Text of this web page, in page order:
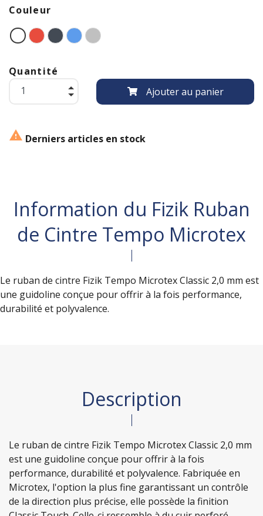
Couleur
Quantité
Ajouter au panier
 Derniers articles en stock
Information du Fizik Ruban
de Cintre Tempo Microtex
Le ruban de cintre Fizik Tempo Microtex Classic 2,0 mm est
une guidoline conçue pour offrir à la fois performance,
durabilité et polyvalence.
Description
Le ruban de cintre Fizik Tempo Microtex Classic 2,0 mm
est une guidoline conçue pour offrir à la fois
performance, durabilité et polyvalence. Fabriquée en
Microtex, l'option la plus fine garantissant un contrôle
de la direction plus précise, elle possède la finition